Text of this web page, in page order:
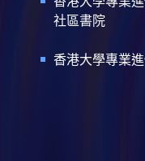
社區書院
香港大學專業